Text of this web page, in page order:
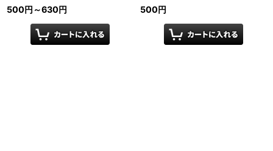
500円 ～630円
500円